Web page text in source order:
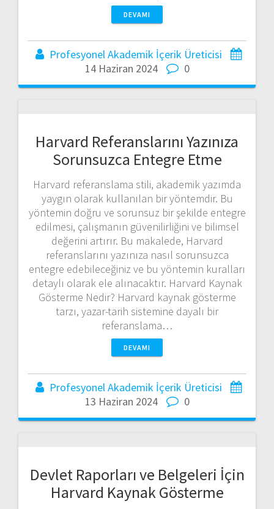
DEVAMI
Profesyonel Akademik İçerik Üreticisi
14 Haziran 2024
0
Harvard Referanslarını Yazınıza
Sorunsuzca Entegre Etme
Harvard referanslama stili, akademik yazımda
yaygın olarak kullanılan bir yöntemdir. Bu
yöntemin doğru ve sorunsuz bir şekilde entegre
edilmesi, çalışmanın güvenilirliğini ve bilimsel
değerini artırır. Bu makalede, Harvard
referanslarını yazınıza nasıl sorunsuzca
entegre edebileceğiniz ve bu yöntemin kuralları
detaylı olarak ele alınacaktır. Harvard Kaynak
Gösterme Nedir? Harvard kaynak gösterme
tarzı, yazar-tarih sistemine dayalı bir
referanslama…
DEVAMI
Profesyonel Akademik İçerik Üreticisi
13 Haziran 2024
0
Devlet Raporları ve Belgeleri İçin
Harvard Kaynak Gösterme